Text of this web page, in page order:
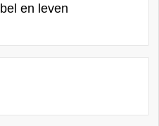
en leven